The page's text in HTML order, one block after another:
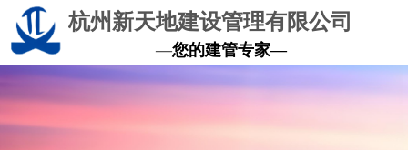
杭州新天地建设管理有限公司
—您的建管专家—